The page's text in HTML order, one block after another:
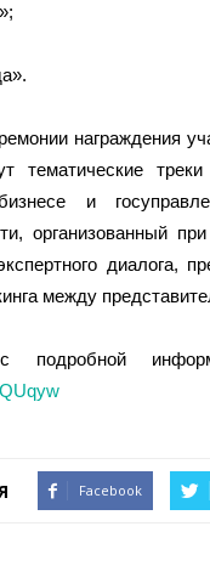
награждения
тематические
и
организованный
диалога,
между
с подробной
Facebook